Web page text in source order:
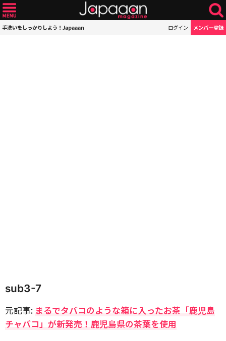
手洗いをしっかりしよう！Japaaan ログイン メンバー登録
sub3-7
元記事: まるでタバコのような箱に入ったお茶「鹿児島
チャバコ」が新発売！鹿児島県の茶葉を使用